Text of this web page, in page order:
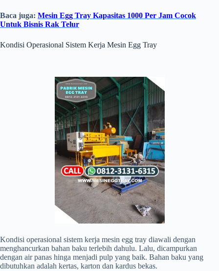
Baca juga: Mesin Egg Tray Kapasitas 1000 Per Jam Cocok
Untuk Bisnis Rak Telur
Kondisi Operasional Sistem Kerja Mesin Egg Tray
Kondisi operasional sistem kerja mesin egg tray diawali dengan
menghancurkan bahan baku terlebih dahulu. Lalu, dicampurkan
dengan air panas hinga menjadi pulp yang baik. Bahan baku yang
dibutuhkan adalah kertas, karton dan kardus bekas.